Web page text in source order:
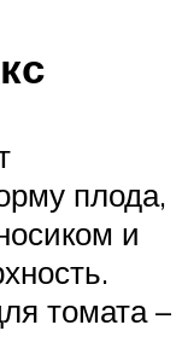
плода,
и
томата –